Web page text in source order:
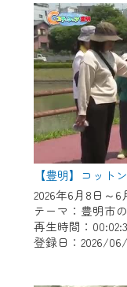
【豊明】コット
2026年6月8日～6
テーマ：豊明市
再生時間：
登録日：2026/
で設定できま
（Gmailや
スでも作成可
※マイページ
録はこちらか
※CCNetアプ
ご視聴いただ
＜メンテナ
CCNetWebTV
ンテナンス作